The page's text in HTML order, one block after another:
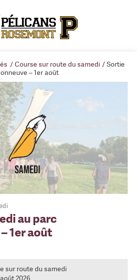
/ Course sur route du samedi / Sortie
– 1er août
au parc
1er août
sur route du samedi
2026